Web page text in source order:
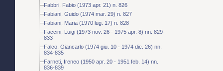
Fabbri, Fabio (1973 apr. 21) n. 826
Fabiani, Guido (1974 mar. 29) n. 827
Fabiani, Maria (1970 lug. 17) n. 828
Faccini, Luigi (1973 nov. 26 - 1975 apr. 8) nn. 829-
833
Falco, Giancarlo (1974 giu. 10 - 1974 dic. 26) nn.
834-835
Farneti, Ireneo (1950 apr. 20 - 1951 feb. 14) nn.
836-839